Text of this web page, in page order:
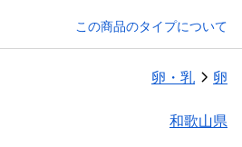
この商品のタイプについて
卵・乳 卵
和歌山県